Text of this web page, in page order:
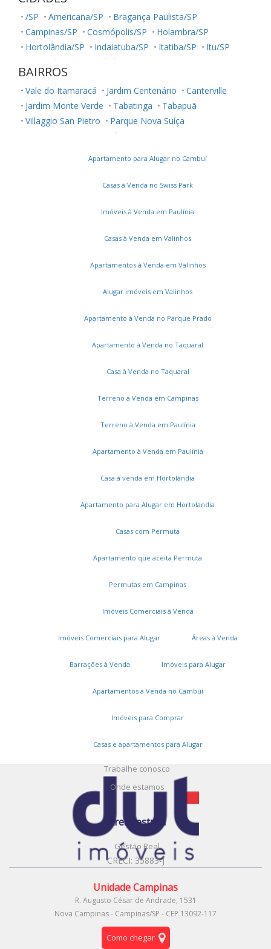
/SP Americana/SP
Bragança Paulista/SP
Campinas/SP
Cosmópolis/SP
Holambra/SP
Hortolândia/SP
Indaiatuba/SP Itatiba/SP
Itu/SP
Jaguariúna/SP
Jundiaí/SP
Morungaba/SP
Paulínia/SP
Salto/SP
Santa Bárbara D'Oeste/SP
Serra Negra/SP
Sorocaba/SP
Sumaré/SP
Ubatuba/SP
Vinhedo/SP Votuporanga/SP
BAIRROS
Vale do Itamaracá Jardim Centenário
Canterville
Jardim Monte Verde
Tabatinga
Tabapuã
Villaggio San Pietro
Parque Nova Suíça
Loteamento Nova Espírito Santo
Green Boulevard
Jardim Novo Horizonte
Chácara das Nações
Clube de Campo Valinhos
Vila Santana
Flor da Serra
Loteamento Residencial Água Nova
Residencial Vivenda das Pitangueiras
Loteamento Residencial Santa Gertrudes
Vivenda das Quaresmeiras
Sans Souci
Condominio Morada das Nascentes
Residencial Porto Seguro Village
Jardim Europa
Villaggio Fiorentino
Condomínio Residencial Terras do Caribe
Apartamento para Alugar no Cambuí
Casas à Venda no Swiss Park
Imóveis à Venda em Paulínia
Casas à Venda em Valinhos
Apartamentos à Venda em Valinhos
Alugar imóveis em Valinhos
Apartamento à Venda no Parque Prado
Apartamento à Venda no Taquaral
Casa à Venda no Taquaral
Terreno à Venda em Campinas
Terreno à Venda em Paulínia
Apartamento à Venda em Paulínia
Casa à venda em Hortolândia
Apartamento para Alugar em Hortolandia
Casas com Permuta
Apartamento que aceita Permuta
Permutas em Campinas
Imóveis Comerciais à Venda
Imóveis Comerciais para Alugar Áreas à Venda
Barrações à Venda Imóveis para Alugar
Apartamentos à Venda no Cambuí
Imóveis para Comprar
Casas e apartamentos para Alugar
CRECI: 35883-J
Cadastre seu imóvel
A DUT Imóveis
Entre em contato
Trabalhe conosco
Onde estamos
Área restrita
Gestão Real
Unidade Campinas
R. Augusto César de Andrade, 1531
Nova Campinas - Campinas/SP - CEP 13092-117
Como chegar